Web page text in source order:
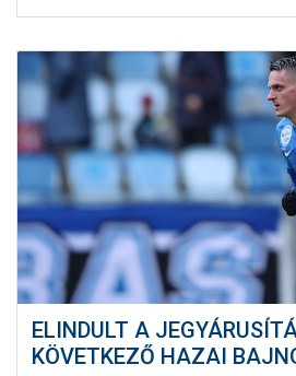
ELINDULT A
KÖVETKEZŐ HAZAI